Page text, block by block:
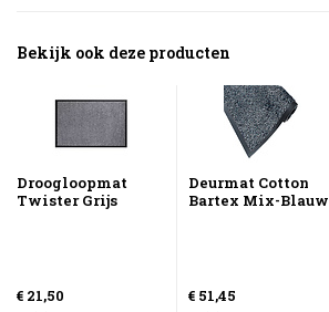
Bekijk ook deze producten
Droogloopmat
Twister Grijs
€ 21,50
Deurmat Cotton
Bartex Mix-Blauw
€ 51,45